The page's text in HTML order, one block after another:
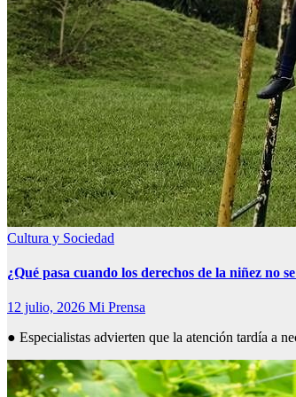
Cultura y Sociedad
¿Qué pasa cuando los derechos de la niñez no
12 julio, 2026 Mi Prensa
● Especialistas advierten que la atención tardía a